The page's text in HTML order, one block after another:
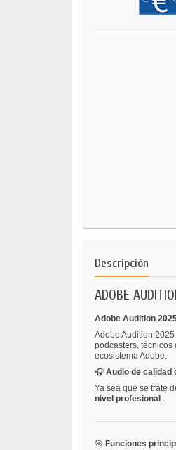
Descripción
ADOBE
Adobe Audition
Adobe Audition
podcasters, técnicos
ecosistema Adobe.
🎧 Audio de calidad
Ya sea que se trate
nivel profesional .
🎯 Funciones